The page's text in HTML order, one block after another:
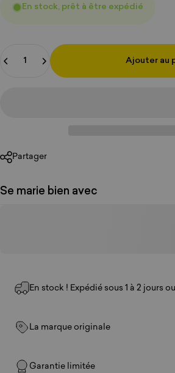
En stock, prêt à être expédié
Ajouter au
Partager
Se marie bien avec
En stock ! Expédié sous 1 à 2 jours
La marque originale
Garantie limitée